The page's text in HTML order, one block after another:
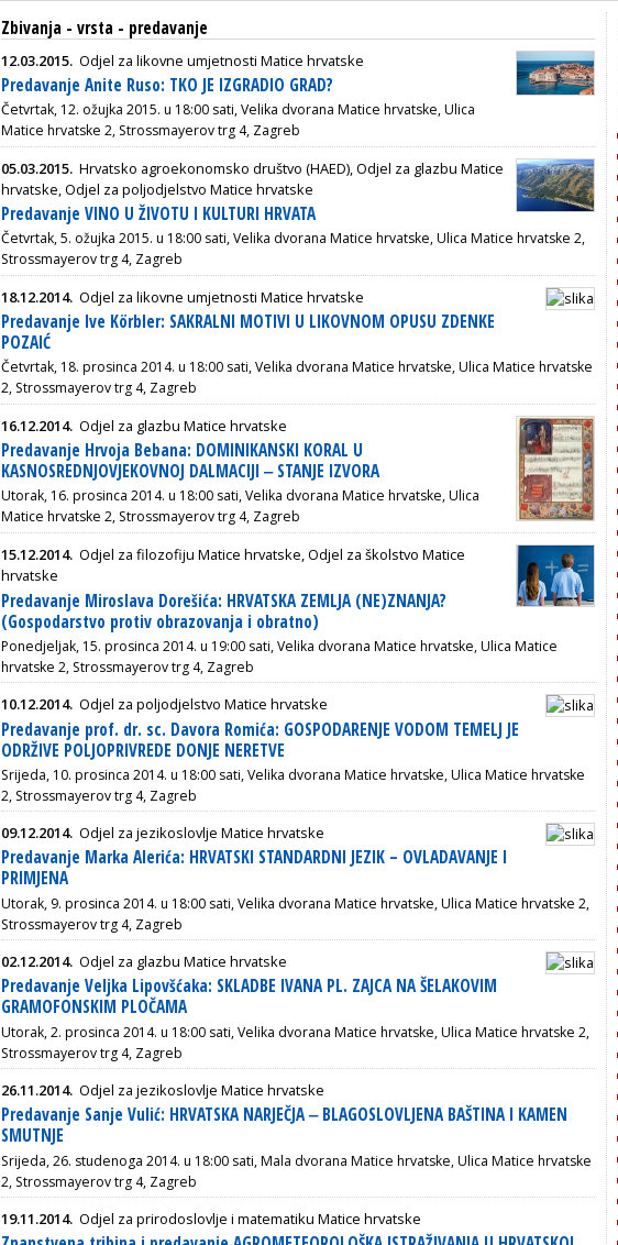
Zbivanja - vrsta - predavanje
12.03.2015. Odjel za likovne umjetnosti Matice hrvatske
Predavanje Anite Ruso: TKO JE IZGRADIO GRAD?
Četvrtak, 12. ožujka 2015. u 18:00 sati, Velika dvorana Matice hrvatske, Ulica
Matice hrvatske 2, Strossmayerov trg 4, Zagreb
05.03.2015. Hrvatsko agroekonomsko društvo (HAED), Odjel za glazbu Matice
hrvatske, Odjel za poljodjelstvo Matice hrvatske
Predavanje VINO U ŽIVOTU I KULTURI HRVATA
Četvrtak, 5. ožujka 2015. u 18:00 sati, Velika dvorana Matice hrvatske, Ulica Matice hrvatske 2,
Strossmayerov trg 4, Zagreb
18.12.2014. Odjel za likovne umjetnosti Matice hrvatske
Predavanje Ive Körbler: SAKRALNI MOTIVI U LIKOVNOM OPUSU ZDENKE
POZAIĆ
Četvrtak, 18. prosinca 2014. u 18:00 sati, Velika dvorana Matice hrvatske, Ulica Matice hrvatske
2, Strossmayerov trg 4, Zagreb
16.12.2014. Odjel za glazbu Matice hrvatske
Predavanje Hrvoja Bebana: DOMINIKANSKI KORAL U
KASNOSREDNJOVJEKOVNOJ DALMACIJI ‒ STANJE IZVORA
Utorak, 16. prosinca 2014. u 18:00 sati, Velika dvorana Matice hrvatske, Ulica
Matice hrvatske 2, Strossmayerov trg 4, Zagreb
15.12.2014. Odjel za filozofiju Matice hrvatske, Odjel za školstvo Matice
hrvatske
Predavanje Miroslava Dorešića: HRVATSKA ZEMLJA (NE)ZNANJA?
(Gospodarstvo protiv obrazovanja i obratno)
Ponedjeljak, 15. prosinca 2014. u 19:00 sati, Velika dvorana Matice hrvatske, Ulica Matice
hrvatske 2, Strossmayerov trg 4, Zagreb
10.12.2014. Odjel za poljodjelstvo Matice hrvatske
Predavanje prof. dr. sc. Davora Romića: GOSPODARENJE VODOM TEMELJ JE
ODRŽIVE POLJOPRIVREDE DONJE NERETVE
Srijeda, 10. prosinca 2014. u 18:00 sati, Velika dvorana Matice hrvatske, Ulica Matice hrvatske
2, Strossmayerov trg 4, Zagreb
09.12.2014. Odjel za jezikoslovlje Matice hrvatske
Predavanje Marka Alerića: HRVATSKI STANDARDNI JEZIK – OVLADAVANJE I
PRIMJENA
Utorak, 9. prosinca 2014. u 18:00 sati, Velika dvorana Matice hrvatske, Ulica Matice hrvatske 2,
Strossmayerov trg 4, Zagreb
02.12.2014. Odjel za glazbu Matice hrvatske
Predavanje Veljka Lipovšćaka: SKLADBE IVANA PL. ZAJCA NA ŠELAKOVIM
GRAMOFONSKIM PLOČAMA
Utorak, 2. prosinca 2014. u 18:00 sati, Velika dvorana Matice hrvatske, Ulica Matice hrvatske 2,
Strossmayerov trg 4, Zagreb
26.11.2014. Odjel za jezikoslovlje Matice hrvatske
Predavanje Sanje Vulić: HRVATSKA NARJEČJA ‒ BLAGOSLOVLJENA BAŠTINA I KAMEN
SMUTNJE
Srijeda, 26. studenoga 2014. u 18:00 sati, Mala dvorana Matice hrvatske, Ulica Matice hrvatske
2, Strossmayerov trg 4, Zagreb
19.11.2014. Odjel za prirodoslovlje i matematiku Matice hrvatske